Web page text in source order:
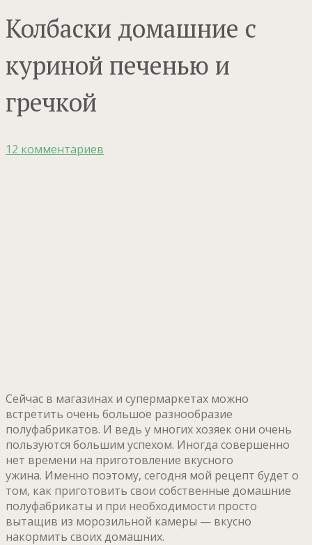
Колбаски домашние с
куриной печенью и
гречкой
12 комментариев
Сейчас в магазинах и супермаркетах можно
встретить очень большое разнообразие
полуфабрикатов. И ведь у многих хозяек они очень
пользуются большим успехом. Иногда совершенно
нет времени на приготовление вкусного
ужина. Именно поэтому, сегодня мой рецепт будет о
том, как приготовить свои собственные домашние
полуфабрикаты и при необходимости просто
вытащив из морозильной камеры — вкусно
накормить своих домашних.